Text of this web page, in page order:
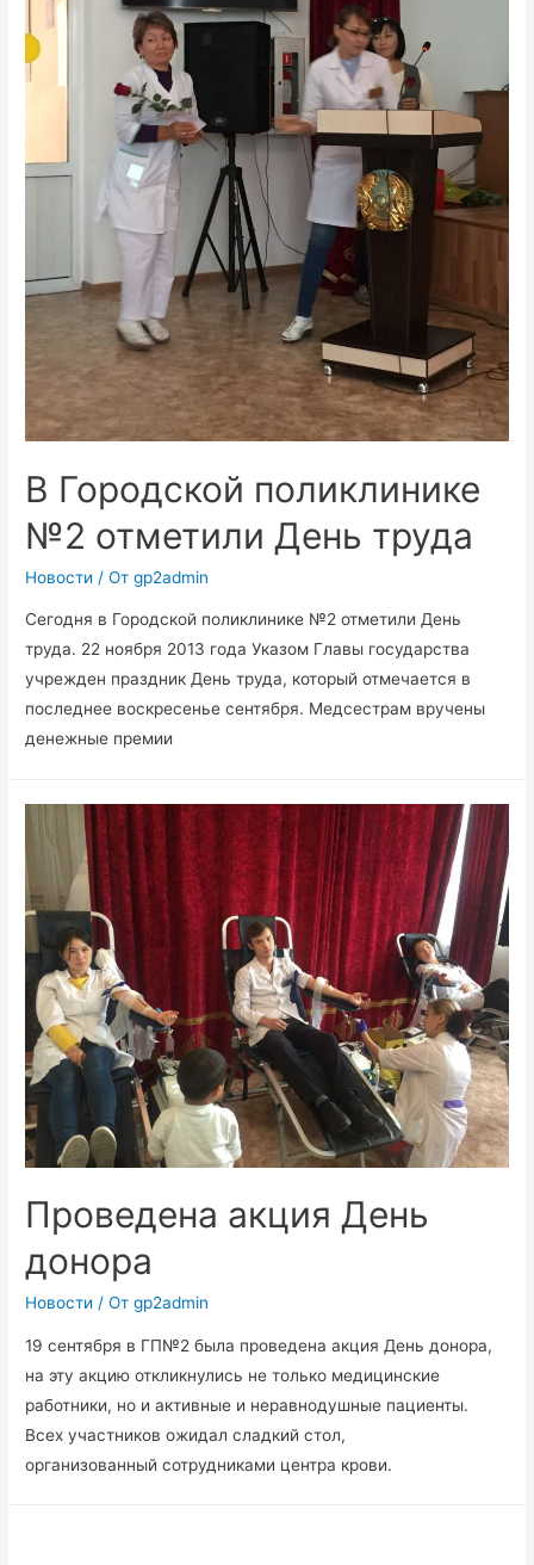
В Городской поликлинике
№2 отметили День труда
Новости / От gp2admin
Сегодня в Городской поликлинике №2 отметили День
труда. 22 ноября 2013 года Указом Главы государства
учрежден праздник День труда, который отмечается в
последнее воскресенье сентября. Медсестрам вручены
денежные премии
Проведена акция День
донора
Новости / От gp2admin
19 сентября в ГП№2 была проведена акция День донора,
на эту акцию откликнулись не только медицинские
работники, но и активные и неравнодушные пациенты.
Всех участников ожидал сладкий стол,
организованный сотрудниками центра крови.